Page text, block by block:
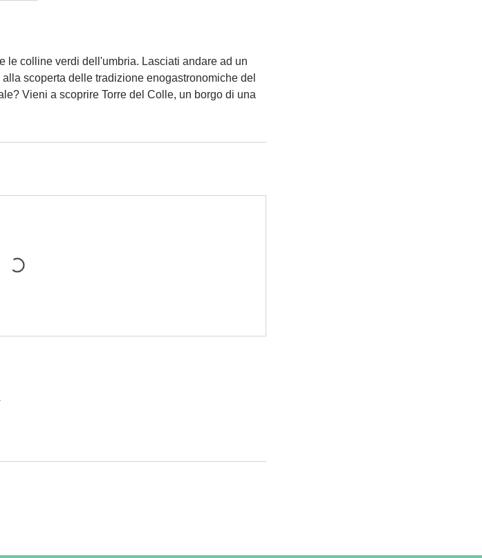
le colline verdi dell'umbria. Lasciati andare ad un
scoperta delle tradizione enogastronomiche del
Vieni a scoprire Torre del Colle, un borgo di una